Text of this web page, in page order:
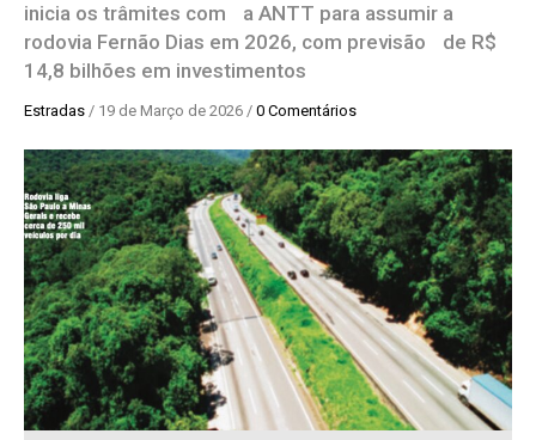
inicia os trâmites com a ANTT para assumir a
rodovia Fernão Dias em 2026, com previsão de R$
14,8 bilhões em investimentos
Estradas / 19 de Março de 2026 / 0 Comentários